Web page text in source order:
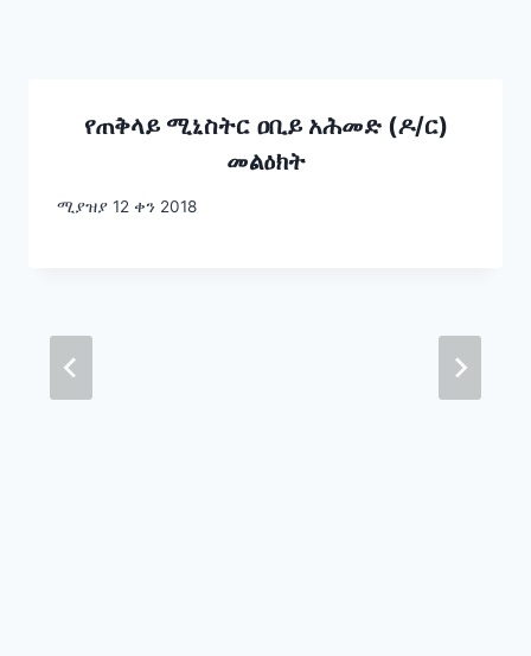
የጠቅላይ ሚኒስትር ዐቢይ አሕመድ (ዶ/ር)
መልዕክት
ሚያዝያ 12 ቀን 2018